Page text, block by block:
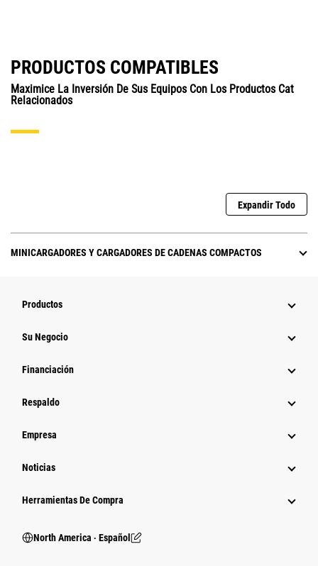
PRODUCTOS COMPATIBLES
Maximice La Inversión De Sus Equipos Con Los Productos Cat
Relacionados
Expandir Todo
MINICARGADORES Y CARGADORES DE CADENAS COMPACTOS
Productos
Su Negocio
Financiación
Respaldo
Empresa
Noticias
Herramientas De Compra
North America ‧ Español